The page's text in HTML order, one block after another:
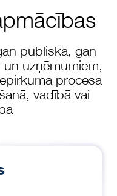
publiskā, gan
uzņēmumiem,
procesā
vadībā vai